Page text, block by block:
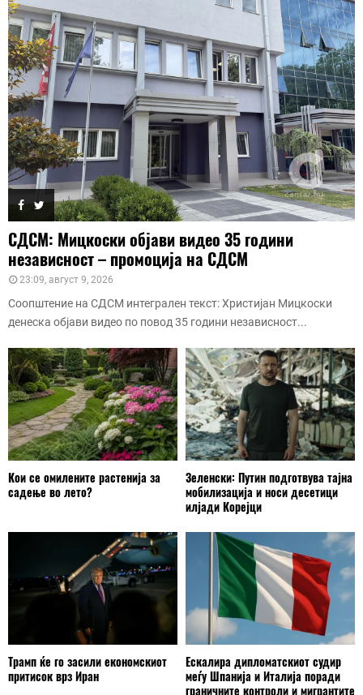
СДСМ: Мицкоски објави видео 35 години
независност – промоција на СДСМ
23:09, август 9, 2026
Соопштение на СДСМ интегрален текст: Христијан Мицкоски
денеска објави видео по повод 35 години независност...
Кои се омилените растенија за
садење во лето?
Зеленски: Путин подготвува тајна
мобилизација и носи десетици
илјади Корејци
Трамп ќе го засили економскиот
притисок врз Иран
Ескалира дипломатскиот судир
меѓу Шпанија и Италија поради
граничните контроли и мигрантите